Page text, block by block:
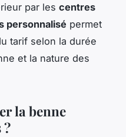
par les centres
personnalisé permet
tarif selon la durée
et la nature des
la benne
?